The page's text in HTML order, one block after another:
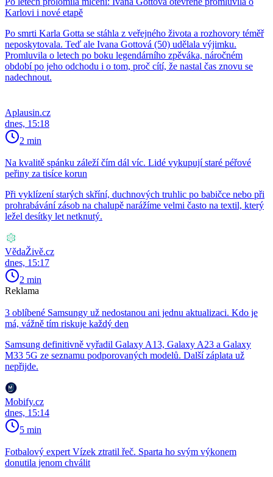
Karlovi i nové etapě
Po smrti Karla Gotta se stáhla z veřejného života a rozhovory téměř
neposkytovala. Teď ale Ivana Gottová (50) udělala výjimku.
Promluvila o letech po boku legendárního zpěváka, náročném
období po jeho odchodu i o tom, proč cítí, že nastal čas znovu se
nadechnout.
Aplausin.cz
dnes, 15:18
2 min
Na kvalitě spánku záleží čím dál víc. Lidé vykupují staré péřové
peřiny za tisíce korun
Při vyklízení starých skříní, duchnových truhlic po babičce nebo při
prohrabávání zásob na chalupě narážíme velmi často na textil, který
ležel desítky let netknutý.
VědaŽivě.cz
dnes, 15:17
2 min
Reklama
3 oblíbené Samsungy už nedostanou ani jednu aktualizaci. Kdo je
má, vážně tím riskuje každý den
Samsung definitivně vyřadil Galaxy A13, Galaxy A23 a Galaxy
M33 5G ze seznamu podporovaných modelů. Další záplata už
nepřijde.
Mobify.cz
dnes, 15:14
5 min
Fotbalový expert Vízek ztratil řeč. Sparta ho svým výkonem
donutila jenom chválit